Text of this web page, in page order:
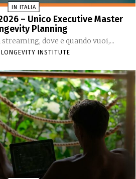
IN ITALIA
2026 – Unico Executive Master
Planning
dove e quando vuoi,...
INSTITUTE